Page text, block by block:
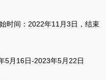
时间：2022年11月3日，结束
5月16日-2023年5月22日